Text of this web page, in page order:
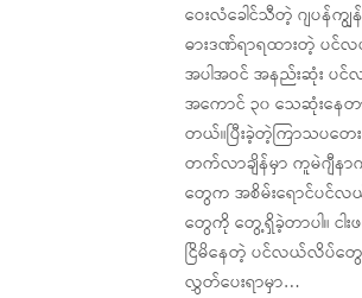
ဝေးလံခေါင်သီတဲ့ ဂျပန်ကျွန်
ဓားဒဏ်ရာရထားတဲ့ ပ
အပါအဝင် အနည်းဆုံး ပ
အကောင် ၃၀ သေဆုံးနေတ
တယ်။ပြီးခဲ့တဲ့ကြာသပတေ
တက်လာချိန်မှာ ကူမဲဂျီနာ
တွေက အစိမ်းရောင်ပင်
တွေကို တွေ့ရှိခဲ့တာပါ။ ငါ
ငြိမိနေတဲ့ ပင်လယ်လိပ်တွေ
လွှတ်ပေးရာမှာ…